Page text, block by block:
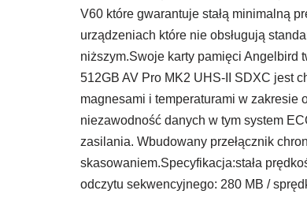
V60 które gwarantuje stałą minimalną
urządzeniach które nie obsługują
niższym.Swoje karty pamięci Angelbird
512GB AV Pro MK2 UHS-II SDXC jest
magnesami i temperaturami w zakresie
niezawodność danych w tym system
zasilania. Wbudowany przełącznik
skasowaniem.Specyfikacja:stała
odczytu sekwencyjnego: 280 MB /